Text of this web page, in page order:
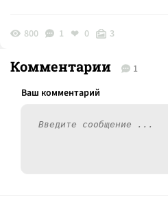
800 1 0 3
Комментарии 1